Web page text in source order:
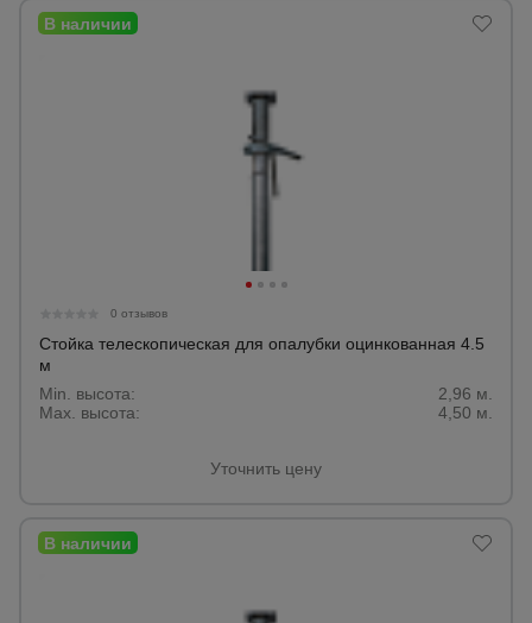
0 отзывов
Стойка телескопическая для опалубки оцинкованная 4.5
м
Min. высота:
2,96 м.
Max. высота:
4,50 м.
Уточнить цену
Мусоропровод
Фанера
ламинированная
Вибротехника
для